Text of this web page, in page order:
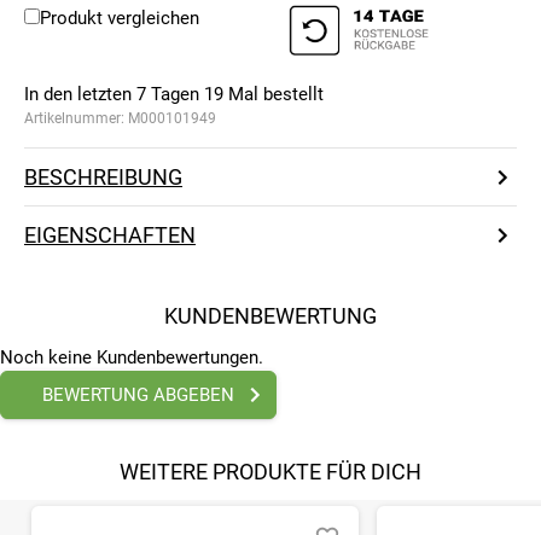
Produkt vergleichen
In den letzten 7 Tagen 19 Mal bestellt
Artikelnummer: M000101949
BESCHREIBUNG
EIGENSCHAFTEN
KUNDENBEWERTUNG
Noch keine Kundenbewertungen.
BEWERTUNG ABGEBEN
WEITERE PRODUKTE FÜR DICH